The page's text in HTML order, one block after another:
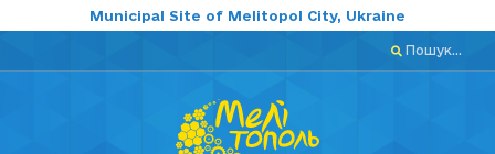
Municipal Site of Melitopol City, Ukraine
Пошук...